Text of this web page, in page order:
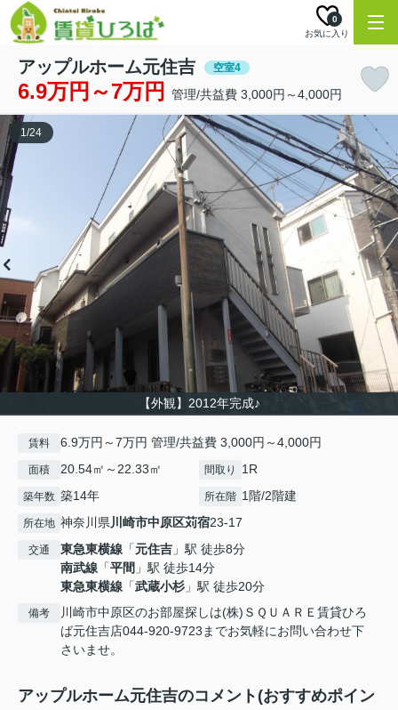
お気に入り
0
アップルホーム元住吉 空室4
6.9万円～7万円 管理/共益費 3,000円～4,000円
【外観】2012年完成♪
1/24
賃料 6.9万円～7万円 管理/共益費 3,000円～4,000円
面積 20.54㎡～22.33㎡ 間取り 1R
築年数 築14年 所在階 1階/2階建
所在地 神奈川県川崎市中原区苅宿23-17
交通 東急東横線 「元住吉 」駅 徒歩8分
南武線 「平間 」駅 徒歩14分
東急東横線 「武蔵小杉 」駅 徒歩20分
備考
川崎市中原区のお部屋探しは(株)ＳＱＵＡＲＥ賃貸ひろ
ば元住吉店044-920-9723までお気軽にお問い合わせ下
さいませ。
アップルホーム元住吉のコメント(おすすめポイン